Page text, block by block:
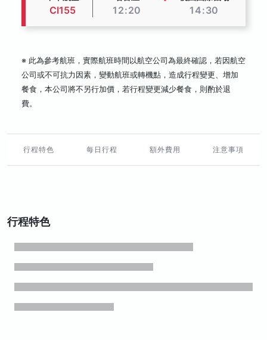
CI155 12:20 14:30
※ 此為參考航班，實際航班時間以航空公司為最終確認，若因航空
公司或不可抗力因素，變動航班或轉機點，造成行程變更、增加
餐食，本公司將不另行加價，若行程變更減少餐食，則酌於退
費。
行程特色 每日行程 額外費用 注意事項
行程特色